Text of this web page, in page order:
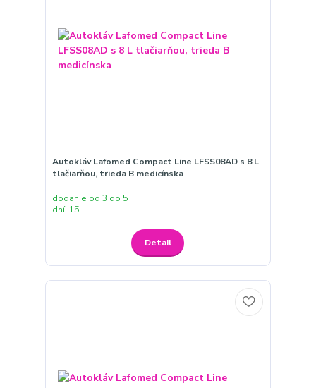
Autokláv Lafomed Compact Line LFSS08AD s 8 L
tlačiarňou, trieda B medicínska
dodanie od 3 do 5
dní, 15
Detail